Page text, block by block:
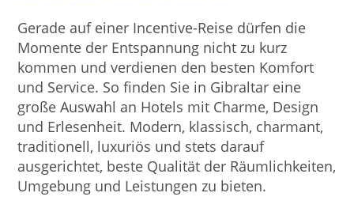
Gerade auf einer Incentive-Reise dürfen die
Momente der Entspannung nicht zu kurz
kommen und verdienen den besten Komfort
und Service. So finden Sie in Gibraltar eine
große Auswahl an Hotels mit Charme, Design
und Erlesenheit. Modern, klassisch, charmant,
traditionell, luxuriös und stets darauf
ausgerichtet, beste Qualität der Räumlichkeiten,
Umgebung und Leistungen zu bieten.